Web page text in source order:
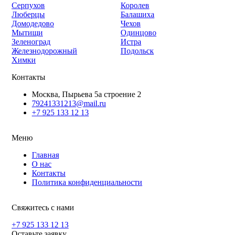
Серпухов
Королев
Люберцы
Балашиха
Домодедово
Чехов
Мытищи
Одинцово
Зеленоград
Истра
Железнодорожный
Подольск
Химки
Контакты
Москва, Пырьева 5а строение 2
79241331213@mail.ru
+7 925 133 12 13
Меню
Главная
О нас
Контакты
Политика конфиденциальности
Свяжитесь с нами
+7 925 133 12 13